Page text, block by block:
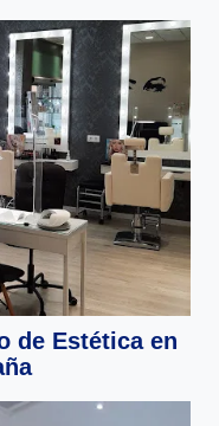
de Estética en